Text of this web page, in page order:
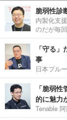
脆弱性診
内製化支
のだが毎
「守る
事
日本プル
「脆弱
的に魅力
Tenable